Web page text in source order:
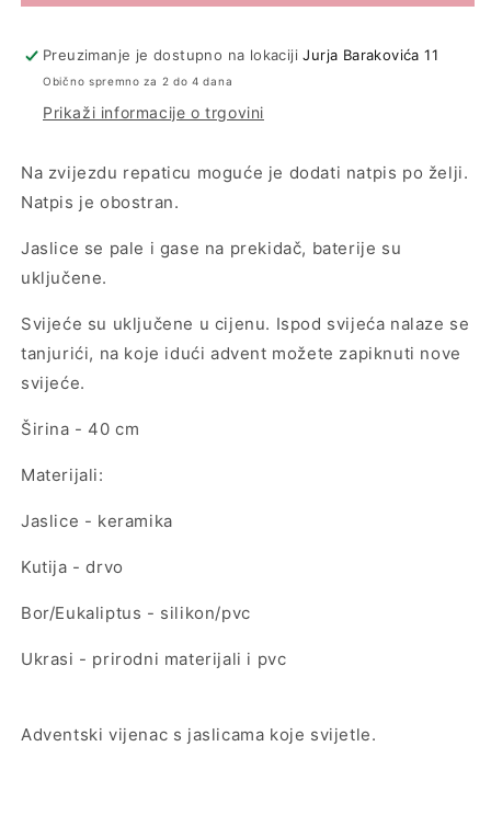
Preuzimanje je dostupno na lokacijiJurja Barakovića 11
Obično spremno za 2 do 4 dana
Prikaži informacije o trgovini
Na zvijezdu repaticu moguće je dodati natpis po želji.
Natpis je obostran.
Jaslice se pale i gase na prekidač, baterije su
uključene.
Svijeće su uključene u cijenu. Ispod svijeća nalaze se
tanjurići, na koje idući advent možete zapiknuti nove
svijeće.
Širina - 40 cm
Materijali:
Jaslice - keramika
Kutija - drvo
Bor/Eukaliptus - silikon/pvc
Ukrasi - prirodni materijali i pvc
Adventski vijenac s jaslicama koje svijetle.